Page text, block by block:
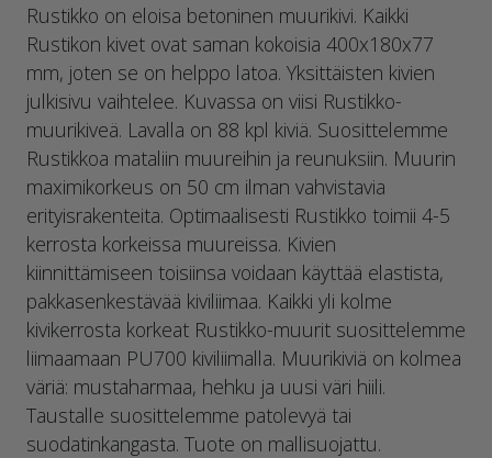
Rustikko on eloisa betoninen muurikivi. Kaikki
Rustikon kivet ovat saman kokoisia 400x180x77
mm, joten se on helppo latoa. Yksittäisten kivien
julkisivu vaihtelee. Kuvassa on viisi Rustikko-
muurikiveä. Lavalla on 88 kpl kiviä. Suosittelemme
Rustikkoa mataliin muureihin ja reunuksiin. Muurin
maximikorkeus on 50 cm ilman vahvistavia
erityisrakenteita. Optimaalisesti Rustikko toimii 4-5
kerrosta korkeissa muureissa. Kivien
kiinnittämiseen toisiinsa voidaan käyttää elastista,
pakkasenkestävää kiviliimaa. Kaikki yli kolme
kivikerrosta korkeat Rustikko-muurit suosittelemme
liimaamaan PU700 kiviliimalla. Muurikiviä on kolmea
väriä: mustaharmaa, hehku ja uusi väri hiili.
Taustalle suosittelemme patolevyä tai
suodatinkangasta. Tuote on mallisuojattu.